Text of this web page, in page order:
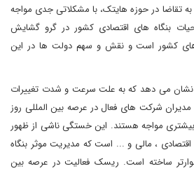
تقاضا در حوزه هایتک، با مشکلاتی جدی مواجه
بنگاه های اقتصادی کشور در گرو گشایش
کشور است و نقش و سهم دولت ها در این
نشان می دهد که به علت سرعت و شدت تغییرات
شرکت های فعال در عرصه بین المللی روز
مواجه هستند. این خستگی ناشی از ظهور
، مالی و ... است که مدیریت موثر بنگاه
ساخته است. ریسک فعالیت در عرصه بین